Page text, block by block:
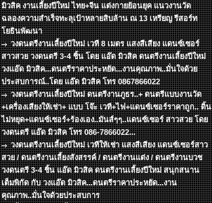
มิวสิค งานเลี้ยงปีใหม่ ไทย+จีน แต่งกายย้อนยุค แนวงานวัด
ฉลองความสำเร็จทะลุเป้าหลายสิบล้าน ณ 13 เหรียญ รีสอร์ท
โยธินพัฒนา
วงดนตรีงานเลี้ยงปีใหม่ เวที 8 เมตร แสงสีเสียง แดนซ์เซอร์
สาวสวย วงดนตรี 3-4 ชิ้น โดย แอ๊ด มิวสิค ดนตรีงานเลี้ยงปีใหม่
วงแอ๊ด มิวสิค...ดนตรีราคาประหยัด...งานคุณภาพ..มั่นใจด้วย
ประสบการณ์..โดย แอ๊ด มิวสิค โทร 0867866022
วงดนตรีงานเลี้ยงปีใหม่ ดนตรีงานภูธร..+ ดนตรีแบบงานวัด
+เครื่องเสียงให้เช่า+ แบบ โจ๊ะ เวที+ไฟ+แดนซ์เซอร์ราคาถูก.. ดิ้น
ไม่หยุด+แดนซ์เซอร์+ร้องเอง..มันส์ๆๆ..แดนซ์เซอร์ สาวสวย โดย
วงดนตรี แอ๊ด มิวสิค โทร 086-7866022...
วงดนตรีงานเลี้ยงปีใหม่ เวทีให้เช่า แสงสีเสียง แดนซ์เซอร์สาว
สวย / ดนตรีงานเลี้ยงสังสรรค์ / ดนตรีงานแต่ง / ดนตรีงานบวช
วงดนตรี 3-4 ชิ้น แอ๊ด มิวสิค ดนตรีงานเลี้ยงปีใหม่ สนุกสนาน
เต็มพิกัด กับ วงแอ๊ด มิวสิค...ดนตรีราคาประหยัด...งาน
คุณภาพ..มั่นใจด้วยประสบการ